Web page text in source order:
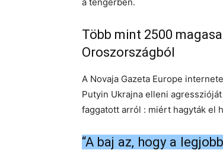
Több mint 2500
Oroszországból
A Novaja Gazeta Europe
Putyin Ukrajna elleni
faggatott arról : miért hagyták el
“A baj az, hogy a